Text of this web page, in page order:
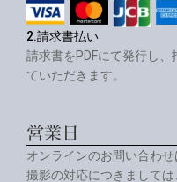
2.請求書払い
請求書をPDFにて発行し
ていただきます。
営業日
オンラインのお問い合わ
撮影の対応につきまして